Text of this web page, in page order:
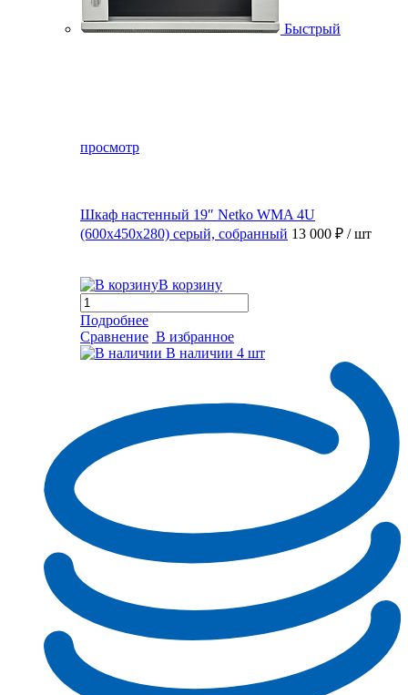
Быстрый
просмотр
Шкаф настенный 19″ Netko WMA 4U
(600x450x280) серый, собранный 13 000 ₽ / шт
В корзину
Подробнее
Сравнение В избранное
В наличии 4 шт